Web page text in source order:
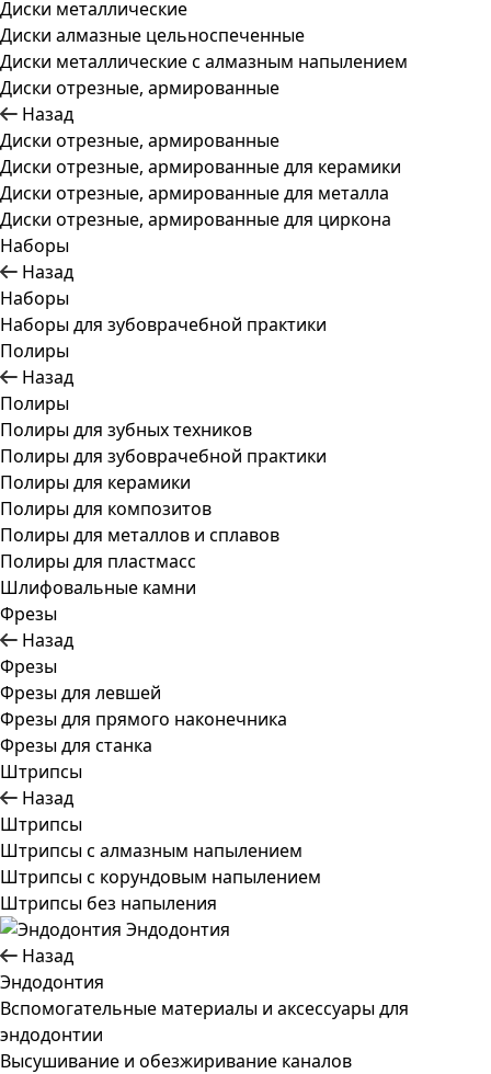
Диски металлические
Диски алмазные цельноспеченные
Диски металлические с алмазным напылением
Диски отрезные, армированные
Назад
Диски отрезные, армированные
Диски отрезные, армированные для керамики
Диски отрезные, армированные для металла
Диски отрезные, армированные для циркона
Наборы
Назад
Наборы
Наборы для зубоврачебной практики
Полиры
Назад
Полиры
Полиры для зубных техников
Полиры для зубоврачебной практики
Полиры для керамики
Полиры для композитов
Полиры для металлов и сплавов
Полиры для пластмасс
Шлифовальные камни
Фрезы
Назад
Фрезы
Фрезы для левшей
Фрезы для прямого наконечника
Фрезы для станка
Штрипсы
Назад
Штрипсы
Штрипсы c алмазным напылением
Штрипсы c корундовым напылением
Штрипсы без напыления
Эндодонтия
Назад
Эндодонтия
Вспомогательные материалы и аксессуары для
эндодонтии
Высушивание и обезжиривание каналов